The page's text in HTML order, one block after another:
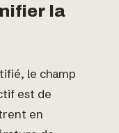
la
le champ
est de
en